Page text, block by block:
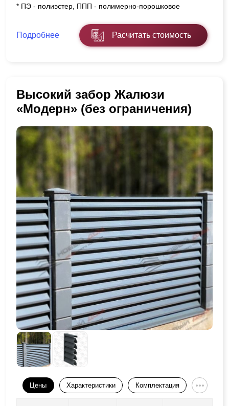
* ПЭ - полиэстер, ППП - полимерно-порошковое
Подробнее Расчитать стоимость
Высокий забор Жалюзи
«Модерн» (без ограничения)
Цены Характеристики Комплектация